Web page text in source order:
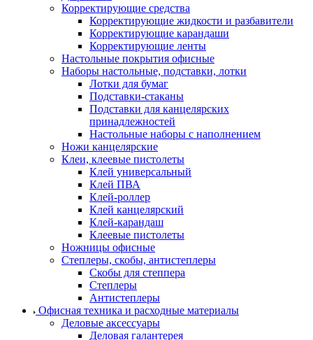
Корректирующие средства
Корректирующие жидкости и разбавители
Корректирующие карандаши
Корректирующие ленты
Настольные покрытия офисные
Наборы настольные, подставки, лотки
Лотки для бумаг
Подставки-стаканы
Подставки для канцелярских
принадлежностей
Настольные наборы с наполнением
Ножи канцелярские
Клеи, клеевые пистолеты
Клей универсальный
Клей ПВА
Клей-роллер
Клей канцелярский
Клей-карандаш
Клеевые пистолеты
Ножницы офисные
Степлеры, скобы, антистеплеры
Скобы для степпера
Степлеры
Антистеплеры
Офисная техника и расходные материалы
Деловые аксессуары
Деловая галантерея